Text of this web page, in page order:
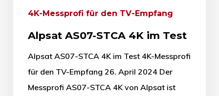
4K-Messprofi für den TV-Empfang
Alpsat AS07-STCA 4K im Test
Alpsat AS07-STCA 4K im Test 4K-Messprofi
für den TV-Empfang 26. April 2024 Der
Messprofi AS07-STCA 4K von Alpsat ist